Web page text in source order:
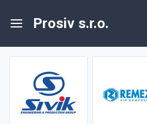
Prosiv s.r.o.